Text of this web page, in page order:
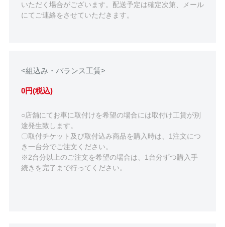
いただく場合がございます。配送予定は確定次第、メール
にてご連絡をさせていただきます。
<組込み・バランス工賃>
0円(税込)
○店舗にてお車に取付けを希望の場合には取付け工賃が別
途発生致します。
〇取付チケット及び取付込み商品を購入時は、1注文につ
き一台分でご注文ください。
※2台分以上のご注文を希望の場合は、1台分ずつ購入手
続きを完了まで行ってください。